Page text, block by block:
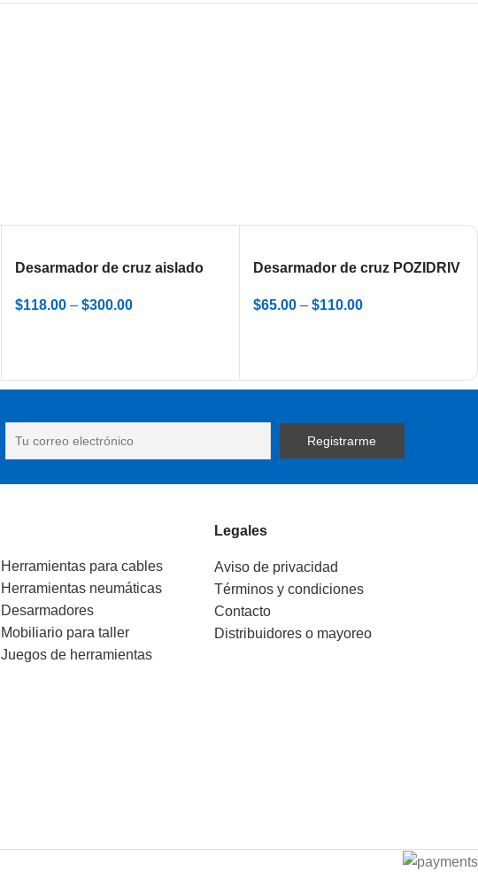
Desarmador de cruz aislado
$118.00 – $300.00
Desarmador de cruz POZIDRIV
$65.00 – $110.00
Herramientas para cables
Herramientas neumáticas
Desarmadores
Mobiliario para taller
Juegos de herramientas
Legales
Aviso de privacidad
Términos y condiciones
Contacto
Distribuidores o mayoreo